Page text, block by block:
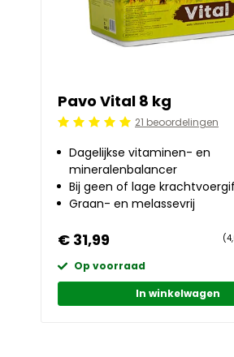
Pavo Vital 8 kg
Beoordeling: 5/521 beoordelingen
Dagelijkse vitaminen- en
mineralenbalancer
Bij geen of lage
Graan- en melassevrij
€ 31,99
Op voorraad
In winkelwagen